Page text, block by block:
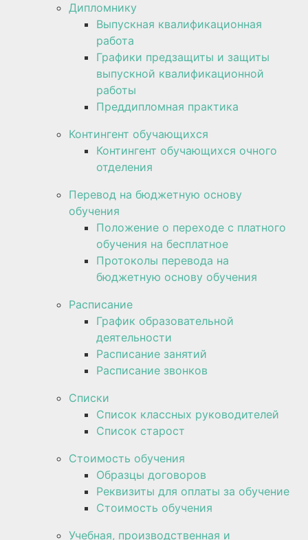
Дипломнику
Выпускная квалификационная
работа
Графики предзащиты и защиты
выпускной квалификационной
работы
Преддипломная практика
Контингент обучающихся
Контингент обучающихся очного
отделения
Перевод на бюджетную основу
обучения
Положение о переходе с платного
обучения на бесплатное
Протоколы перевода на
бюджетную основу обучения
Расписание
График образовательной
деятельности
Расписание занятий
Расписание звонков
Списки
Список классных руководителей
Список старост
Стоимость обучения
Образцы договоров
Реквизиты для оплаты за обучение
Стоимость обучения
Учебная, производственная и